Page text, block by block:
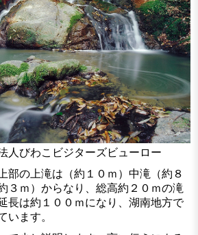
人びわこビジターズビューロー
部の上滝は（約１０ｍ）中滝（約８
３ｍ）からなり、総高約２０ｍの滝
長は約１００ｍになり、湖南地方で
います。